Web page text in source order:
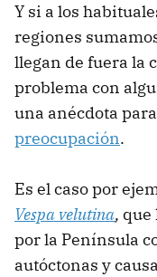
Y si a los
regiones
llegan de fuera la
problema con
una anécdota
preocupación.
Es el caso por
Vespa velutina, que
por la Península
autóctonas y